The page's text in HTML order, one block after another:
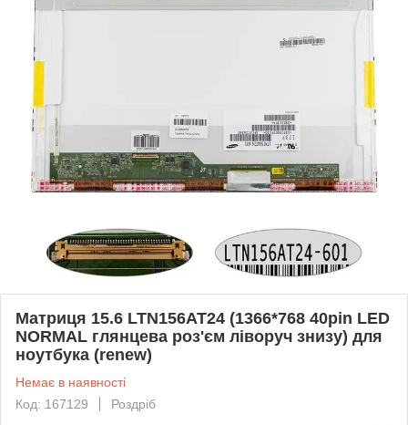
Матриця 15.6 LTN156AT24 (1366*768 40pin LED
NORMAL глянцева роз'єм ліворуч знизу) для
ноутбука (renew)
Немає в наявності
Код: 167129
Роздріб